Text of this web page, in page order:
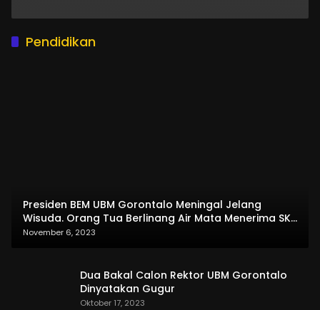
Pendidikan
Presiden BEM UBM Gorontalo Meningal Jelang
Wisuda. Orang Tua Berlinang Air Mata Menerima SKL
dan Pemasangan Salempang
November 6, 2023
Dua Bakal Calon Rektor UBM Gorontalo
Dinyatakan Gugur
Oktober 17, 2023